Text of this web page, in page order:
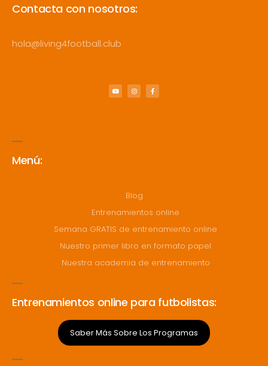
Contacta con nosotros:
hola@living4football.club
Menú:
Blog
Entrenamientos online
Semana GRATIS de entrenamiento online
Nuestro primer libro en formato papel
Nuestra academia de entrenamiento
Entrenamientos online para futbolistas:
Saber Más Sobre Los Programas